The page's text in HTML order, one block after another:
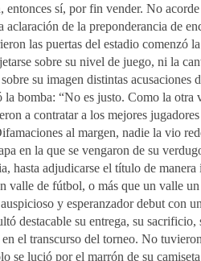
entonces sí, por fin vender. No acorde
de la preponderancia de
las puertas del estadio comenzó
sobre su nivel de juego, ni la
su imagen distintas acusaciones
bomba: “No es justo. Como la otra
a contratar a los mejores
al margen, nadie la vio
en la que se vengaron de su
hasta adjudicarse el título de
valle de fútbol, o más que un valle
y esperanzador debut con
destacable su entrega, su
el transcurso del torneo. No
se lució por el marrón de su